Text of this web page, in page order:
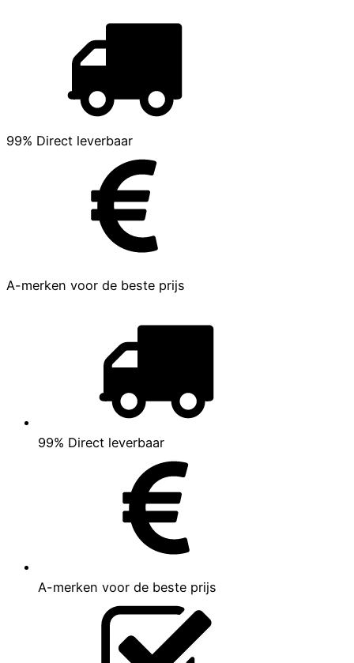
99% Direct leverbaar
A-merken voor de beste prijs
99% Direct leverbaar
A-merken voor de beste prijs